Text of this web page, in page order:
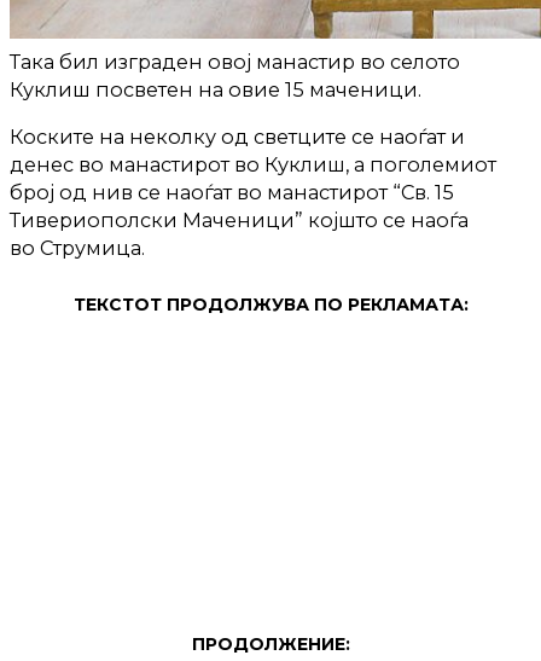
Така бил изграден овој манастир во селото
Куклиш посветен на овие 15 маченици.
Коските на неколку од светците се наоѓат и
денес во манастирот во Куклиш, а поголемиот
број од нив се наоѓат во манастирот “Св. 15
Тивериополски Маченици” којшто се наоѓа
во Струмица.
ТЕКСТОТ ПРОДОЛЖУВА ПО РЕКЛАМАТА:
ПРОДОЛЖЕНИЕ: